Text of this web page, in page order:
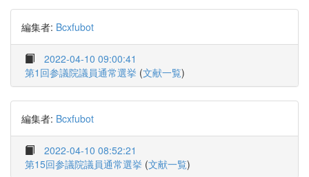
編集者: Bcxfubot
2022-04-10 09:00:41
第1回参議院議員通常選挙 (文献一覧)
編集者: Bcxfubot
2022-04-10 08:52:21
第15回参議院議員通常選挙 (文献一覧)